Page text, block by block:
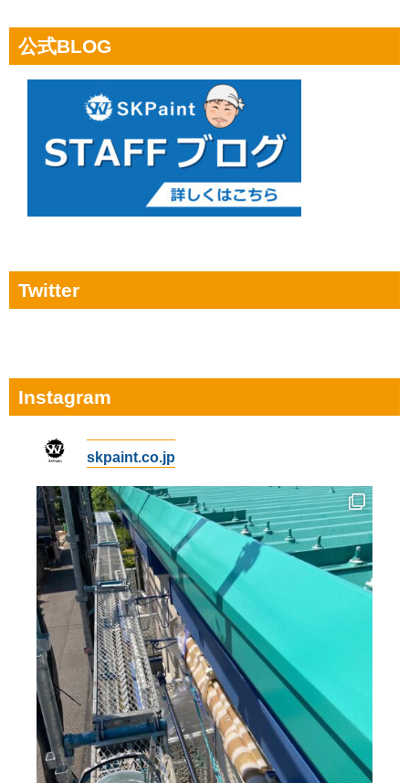
公式BLOG
Twitter
Instagram
skpaint.co.jp